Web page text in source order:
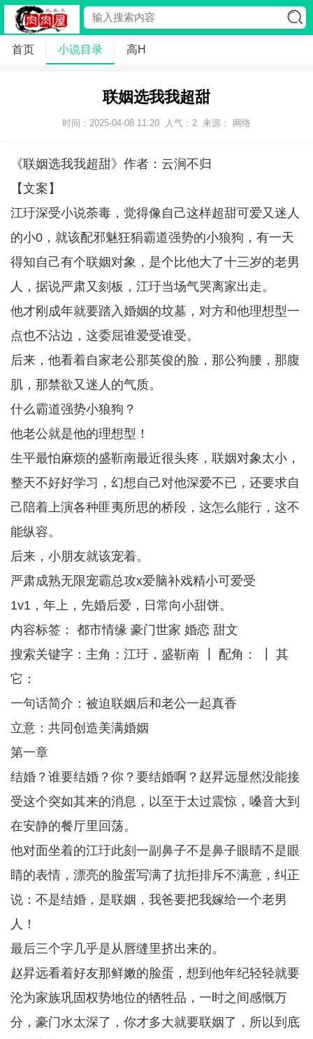
首页 小说目录 高H
联姻选我我超甜
时间：2025-04-08 11:20 人气： 2 来源： 网络
《联姻选我我超甜》作者：云涧不归
【文案】
江玗深受小说荼毒，觉得像自己这样超甜可爱又迷人
的小0，就该配邪魅狂狷霸道强势的小狼狗，有一天
得知自己有个联姻对象，是个比他大了十三岁的老男
人，据说严肃又刻板，江玗当场气哭离家出走。
他才刚成年就要踏入婚姻的坟墓，对方和他理想型一
点也不沾边，这委屈谁爱受谁受。
后来，他看着自家老公那英俊的脸，那公狗腰，那腹
肌，那禁欲又迷人的气质。
什么霸道强势小狼狗？
他老公就是他的理想型！
生平最怕麻烦的盛靳南最近很头疼，联姻对象太小，
整天不好好学习，幻想自己对他深爱不已，还要求自
己陪着上演各种匪夷所思的桥段，这怎么能行，这不
能纵容。
后来，小朋友就该宠着。
严肃成熟无限宠霸总攻x爱脑补戏精小可爱受
1v1，年上，先婚后爱，日常向小甜饼。
内容标签： 都市情缘 豪门世家 婚恋 甜文
搜索关键字：主角：江玗，盛靳南 ┃ 配角： ┃ 其
它：
一句话简介：被迫联姻后和老公一起真香
立意：共同创造美满婚姻
第一章
结婚？谁要结婚？你？要结婚啊？赵昇远显然没能接
受这个突如其来的消息，以至于太过震惊，嗓音大到
在安静的餐厅里回荡。
他对面坐着的江玗此刻一副鼻子不是鼻子眼睛不是眼
睛的表情，漂亮的脸蛋写满了抗拒排斥不满意，纠正
说：不是结婚，是联姻，我爸要把我嫁给一个老男
人！
最后三个字几乎是从唇缝里挤出来的。
赵昇远看着好友那鲜嫩的脸蛋，想到他年纪轻轻就要
沦为家族巩固权势地位的牺牲品，一时之间感慨万
分，豪门水太深了，你才多大就要联姻了，所以到底